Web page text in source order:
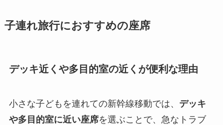
子連れ旅行におすすめの座席
デッキ近くや多目的室の近くが便利な理由
小さな子どもを連れての新幹線移動では、 デッキ
や多目的室に近い座席を選ぶことで、急なトラブ